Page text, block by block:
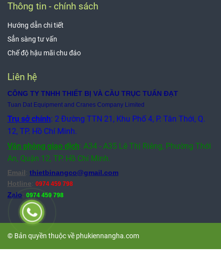
Thông tin - chính sách
Hướng dẫn chi tiết
Sẳn sàng tư vấn
Chế độ hậu mãi chu đáo
Liên hệ
CÔNG TY TNHH THIẾT BỊ VÀ CẦU TRỤC TUẤN ĐẠT
Tuan Dat Equipment and Cranes Company Limited
Trụ sở chính: 2 Đường TTN 21, Khu Phố 4, P. Tân Thới, Q.
12, TP. Hồ Chí Minh.
Văn phòng giao dịch: A34 - A35 Lê Thị Riêng, Phường Thới
An, Quận 12, TP. Hồ Chí Minh.
Email: thietbinangco@gmail.com
Hotline: 0974 459 798
​Zalo: 0974 459 798
© Bản quyền thuộc về phukiennangha.com